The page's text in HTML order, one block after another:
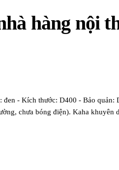
hàng nội
- Kích thước: D400 - Bảo
chưa bóng điện). Kaha khuyên